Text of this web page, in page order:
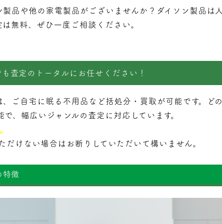
製品や他の家電製品がございませんか？ダイソン製品は
無料、ぜひ一度ご相談ください。
査定のトータルにお任せください！
ご自宅に眠る不用品など括処分・ 買取 が可能です。ど
、幅広いジャンルの査定に対応しています。
けない場合はお断りしていただいて構いません。
特徴